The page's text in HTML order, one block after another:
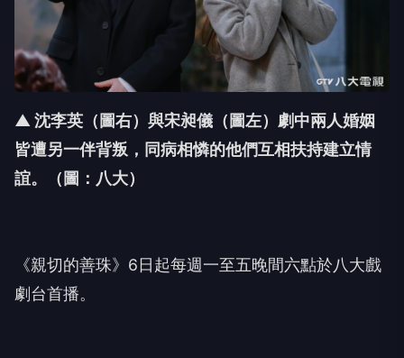
▲ 沈李英（圖右）與宋昶儀（圖左）劇中兩人婚姻
皆遭另一伴背叛，同病相憐的他們互相扶持建立情
誼。（圖：八大）
《親切的善珠》 6日起每週一至五晚間六點於八大戲
劇台首播。